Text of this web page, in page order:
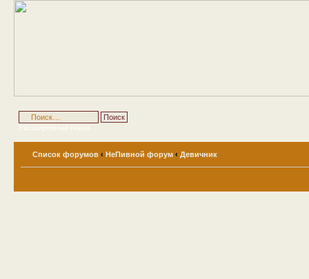
Расширенный поиск
Список форумов ‹ НеПивной форум ‹ Девичник